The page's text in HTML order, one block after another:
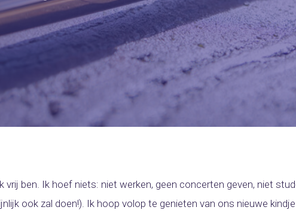
ben. Ik hoef niets: niet werken, geen concerten geven, niet
ook zal doen!). Ik hoop volop te genieten van ons nieuwe